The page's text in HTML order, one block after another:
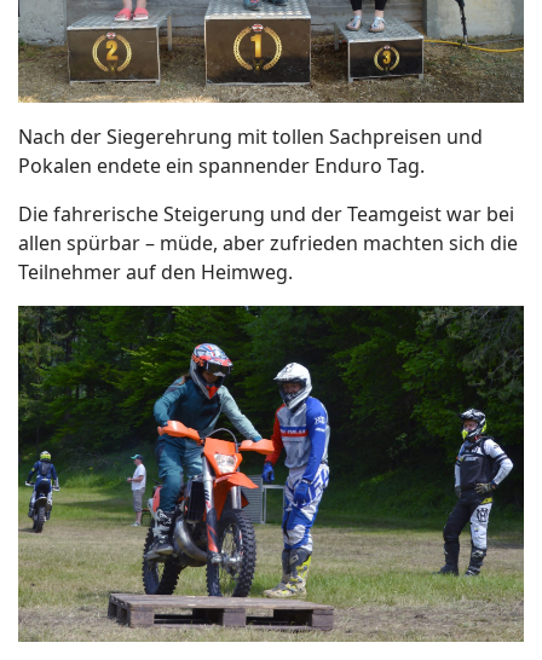
Nach der Siegerehrung mit tollen Sachpreisen und
Pokalen endete ein spannender Enduro Tag.
Die fahrerische Steigerung und der Teamgeist war bei
allen spürbar – müde, aber zufrieden machten sich die
Teilnehmer auf den Heimweg.